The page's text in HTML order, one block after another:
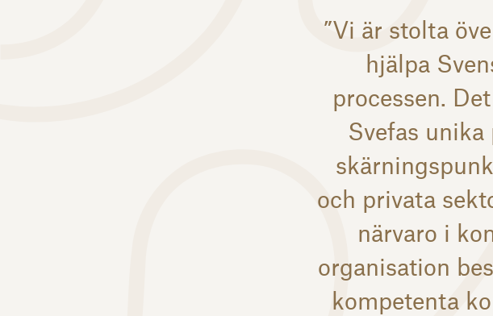
”Vi är stolta
hjälpa
processen.
Svefas
och privata
närvaro i
organisation
kompetenta